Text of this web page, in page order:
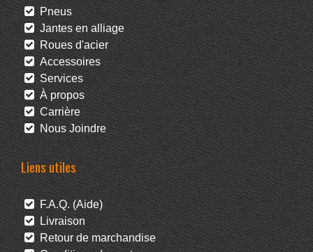
Pneus
Jantes en alliage
Roues d'acier
Accessoires
Services
À propos
Carrière
Nous Joindre
Liens utiles
F.A.Q. (Aide)
Livraison
Retour de marchandise